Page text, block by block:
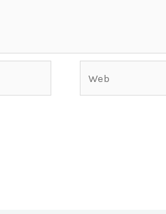
Web